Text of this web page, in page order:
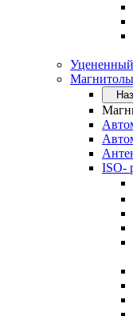
Магнитолы
ISO-